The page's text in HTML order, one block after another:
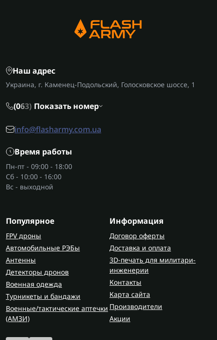
Наш адрес
Украина, г. Каменец-Подольский, Голосковское шоссе, 1
(063) Показать номер
info@flasharmy.com.ua
Время работы
Пн-пт - 09:00 - 18:00
Сб - 10:00 - 16:00
Вс - выходной
Популярное
FPV дроны
Автомобильные РЭБы
Антенны
Детекторы дронов
Военная одежда
Турникеты и бандажи
Военные/тактические аптечки
(AMЗИ)
Информация
Договор оферты
Доставка и оплата
3D-печать для милитари-
инженерии
Контакты
Карта сайта
Производители
Акции